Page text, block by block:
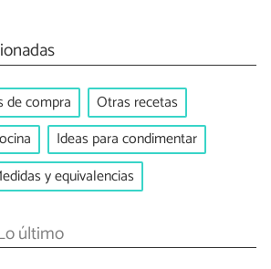
de compra
Otras recetas
Ideas para condimentar
y equivalencias
último